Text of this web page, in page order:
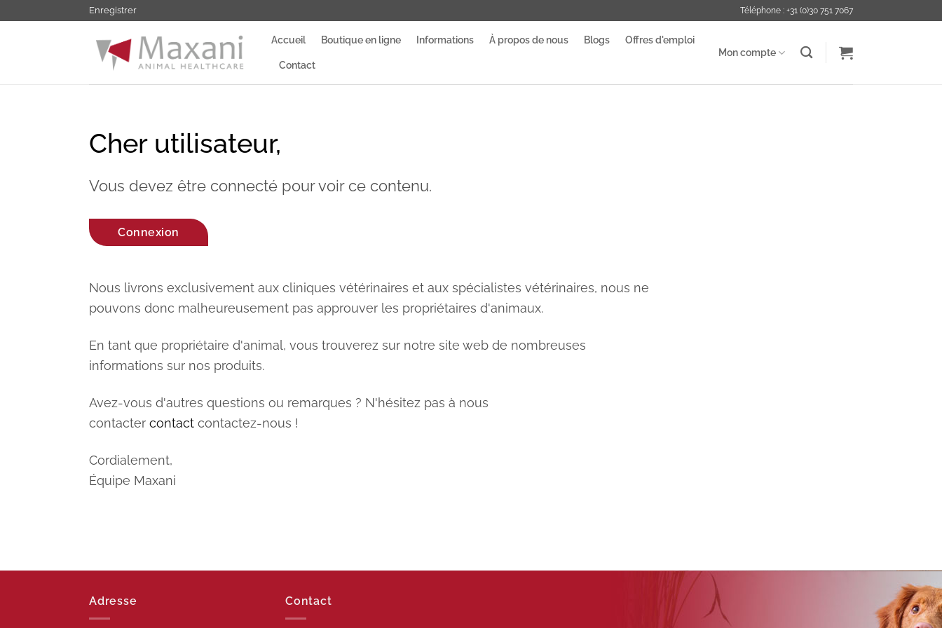
au
Enregistrer Téléphone : +31 (0)30 751 7067
Accueil Boutique en ligne Informations À propos de nous Blogs Offres d'emploi
Contact
Mon compte
Cher utilisateur,
Vous devez être connecté pour voir ce contenu.
Connexion
Nous livrons exclusivement aux cliniques vétérinaires et aux spécialistes vétérinaires, nous ne
pouvons donc malheureusement pas approuver les propriétaires d'animaux.
En tant que propriétaire d'animal, vous trouverez sur notre site web de nombreuses
informations sur nos produits.
Avez-vous d'autres questions ou remarques ? N'hésitez pas à nous
contacter contact contactez-nous !
Cordialement,
Équipe Maxani
Adresse Contact